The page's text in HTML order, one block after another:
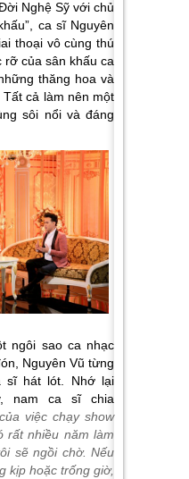
Nghệ Sỹ với chủ
ca sĩ Nguyên
thoại vô cùng thú
rỡ của sân khấu ca
thăng hoa và
cả làm nên một
sôi nổi và đáng
ngôi sao ca nhạc
Nguyên Vũ từng
sĩ hát lót. Nhớ lại
nam ca sĩ chia
việc chạy show
rất nhiều năm làm
sẽ ngồi chờ. Nếu
kịp hoặc trống giờ,